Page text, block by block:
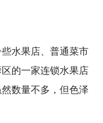
水果店、普通菜市
的一家连锁水果店
数量不多，但色泽